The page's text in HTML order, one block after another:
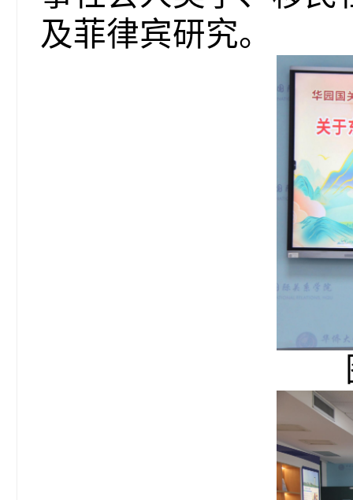
及菲律宾研究。